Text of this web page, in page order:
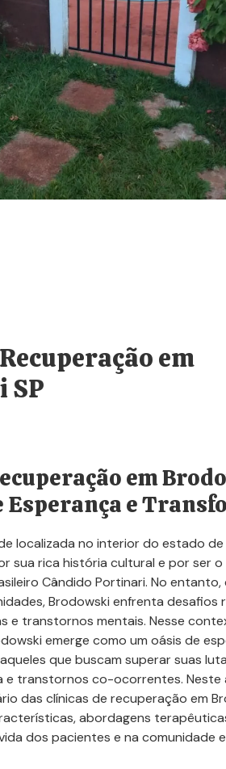
em
SP
em
Esperança e
localizada no interior do estado de
sua rica história cultural e por ser
Cândido Portinari. No entanto,
Brodowski enfrenta desafios
e transtornos mentais. Nesse
emerge como um oásis de
que buscam superar suas
e transtornos co-ocorrentes. Neste
das clínicas de recuperação em
abordagens
dos pacientes e na comunidade